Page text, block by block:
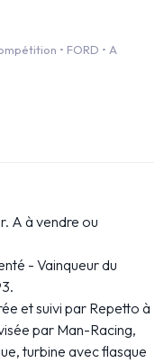
• FORD • A
A à vendre ou
- Vainqueur du
et suivi par Repetto à
par Man-Racing,
turbine avec flasque